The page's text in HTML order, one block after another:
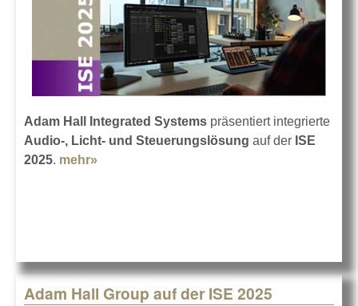
Adam Hall Integrated Systems präsentiert integrierte
Audio-, Licht- und Steuerungslösung auf der ISE
2025. mehr»
Adam Hall Group auf der ISE 2025